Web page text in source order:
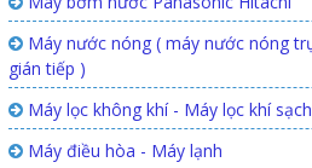
Máy nước nóng ( máy nước nóng
gián tiếp )
Máy lọc không khí - Máy lọc khí sạch
Máy điều hòa - Máy lạnh